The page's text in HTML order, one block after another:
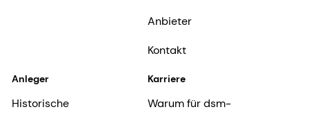
Anbieter
Kontakt
Anleger
Historische
Karriere
Warum für dsm-